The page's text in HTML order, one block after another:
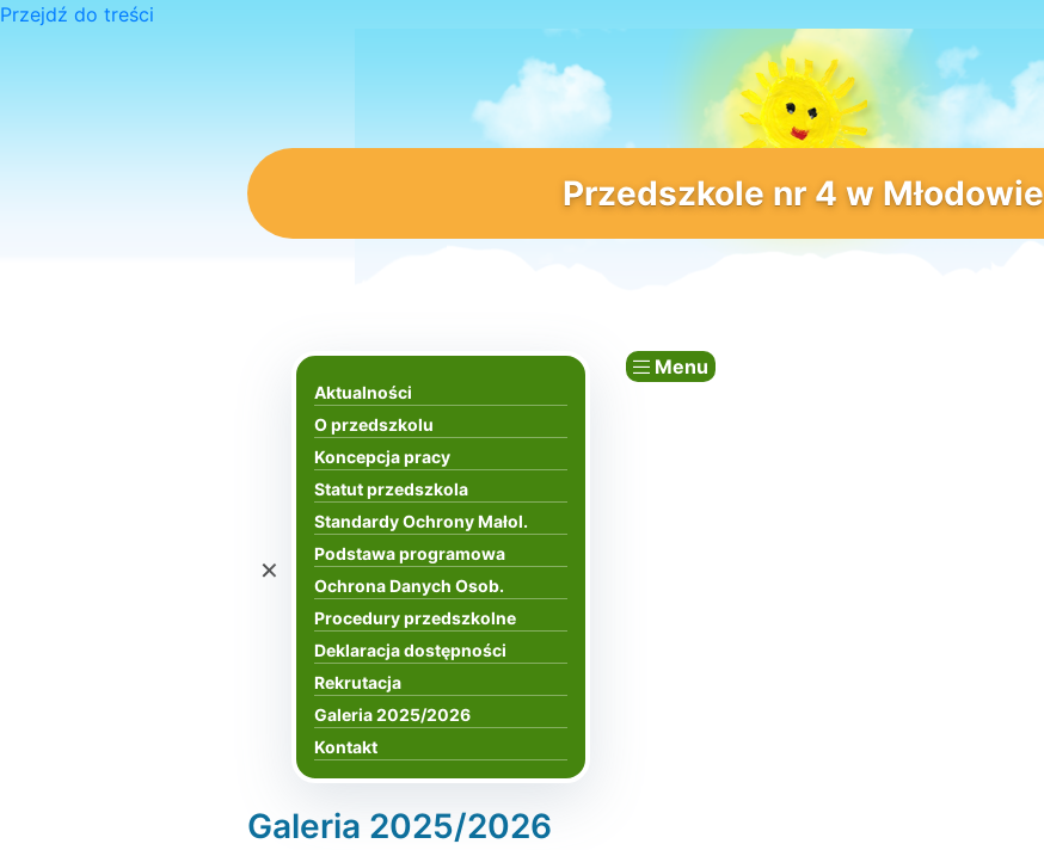
Przejdź do treści
Przedszkole nr 4 w Młodowie
Menu
×
Aktualności
O przedszkolu
Koncepcja pracy
Statut przedszkola
Standardy Ochrony Małol.
Podstawa programowa
Ochrona Danych Osob.
Procedury przedszkolne
Deklaracja dostępności
Rekrutacja
Galeria 2025/2026
Kontakt
Galeria 2025/2026